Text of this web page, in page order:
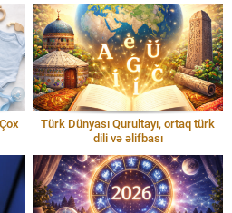
Türk Dünyası Qurultayı, ortaq türk
dili və əlifbası